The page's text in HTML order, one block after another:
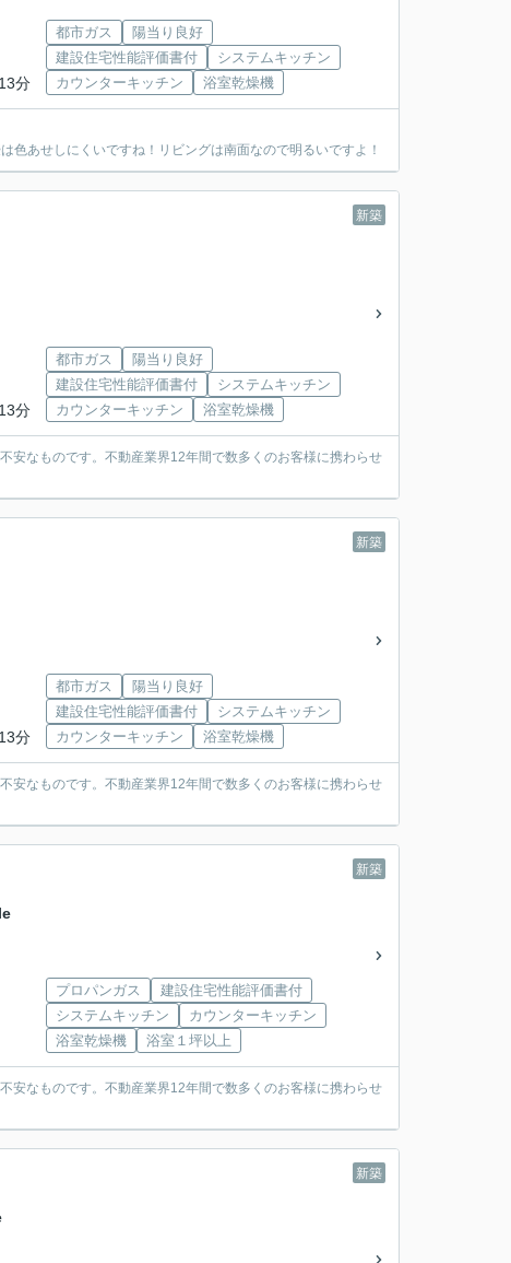
分
都市ガス
陽当り良好
建設住宅性能評価書付
システムキッチン
カウンターキッチン
浴室乾燥機
色あせしにくいですね！リビングは南面なので明るいですよ！
新築
分
都市ガス
陽当り良好
建設住宅性能評価書付
システムキッチン
カウンターキッチン
浴室乾燥機
安なものです。不動産業界12年間で数多くのお客様に携わらせ
新築
分
都市ガス
陽当り良好
建設住宅性能評価書付
システムキッチン
カウンターキッチン
浴室乾燥機
安なものです。不動産業界12年間で数多くのお客様に携わらせ
新築
プロパンガス
建設住宅性能評価書付
システムキッチン
カウンターキッチン
浴室乾燥機
浴室１坪以上
安なものです。不動産業界12年間で数多くのお客様に携わらせ
新築